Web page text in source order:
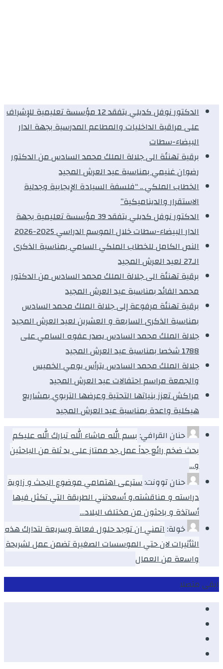
الدكتور نوفل كديلي يتفقد 12 مؤسسة تعليمية للإشراف
على مراقبة الداخليات والمطاعم المدرسية بجهة الدار
البيضاء-سطات
برقية تهنئة الى جلالة الملك محمد السادس من الدكتور
رضوان غنيمي بمناسبة عيد العرش المجيد
الخطاب الملكي .. “فلسفة السيادة الإيجابية وجدلية
الاستقرار والديناميكية”
الدكتور نوفل كديلي يتفقد 39 مؤسسة تعليمية بجهة
الدار البيضاء-سطات خلال الموسم الدراسي 2025-2026
النص الكامل للخطاب الملكي السامي بمناسبة الذكرى
الـ27 لعيد العرش المجيد
برقية تهنئة الى جلالة الملك محمد السادس من الدكتور
محمد الفائد بمناسبة عيد العرش المجيد
برقية تهنئة مرفوعة إلى جلالة الملك محمد السادس
بمناسبة الذكرى السابعة و العشرين لعيد العرش المجيد
جلالة الملك محمد السادس يصدر عفوه السامي على
1788 شخصا بمناسبة عيد العرش المجيد
جلالة الملك محمد السادس يترأس يومي الخميس
والجمعة مراسم احتفالات عيد العرش المجيد
مراكش تعزز بنياتها التحتية وعرضها التربوي بمشاريع
هيكلية واعدة بمناسبة عيد العرش المجيد
حنان القرافي: بسم الله ماشاء الله تبارك الله عليكم
بحث ضخم رائع جداً عمل جد ممتاز على يد ثلة من الباحثين
و…
حنان توونت:سترعى اهتمامي موضوع البحث و زاوية
دراسته و مناقشته.و أسعدتني الطريقة التي تكثل فيها
أساتذة و باحثون من مختلف البلاد…
خولة:اتمني ان توجد حلول فعالة وسريعة لتدارك هذه
الثأثيرات لان حتي الموسسات الصغيرة تضمن عمل لشريحة
واسعة من العمال
ابقى متصلا